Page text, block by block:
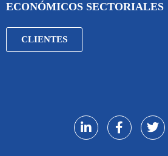
ECONÓMICOS SECTORIALES
CLIENTES